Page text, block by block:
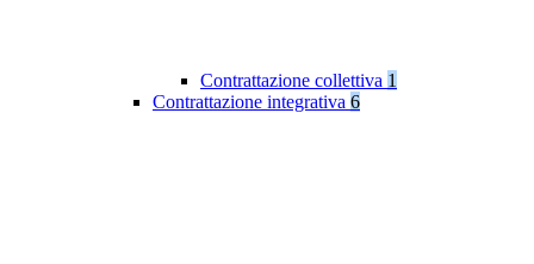
Contrattazione collettiva 1
Contrattazione integrativa 6